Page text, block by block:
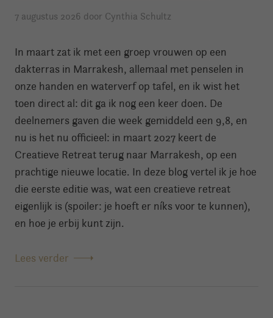
7 augustus 2026 door Cynthia Schultz
In maart zat ik met een groep vrouwen op een
dakterras in Marrakesh, allemaal met penselen in
onze handen en waterverf op tafel, en ik wist het
toen direct al: dit ga ik nog een keer doen. De
deelnemers gaven die week gemiddeld een 9,8, en
nu is het nu officieel: in maart 2027 keert de
Creatieve Retreat terug naar Marrakesh, op een
prachtige nieuwe locatie. In deze blog vertel ik je hoe
die eerste editie was, wat een creatieve retreat
eigenlijk is (spoiler: je hoeft er níks voor te kunnen),
en hoe je erbij kunt zijn.
Lees verder